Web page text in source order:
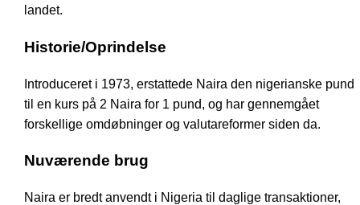
landet.
Historie/Oprindelse
Introduceret i 1973, erstattede Naira den nigerianske pund
til en kurs på 2 Naira for 1 pund, og har gennemgået
forskellige omdøbninger og valutareformer siden da.
Nuværende brug
Naira er bredt anvendt i Nigeria til daglige transaktioner,